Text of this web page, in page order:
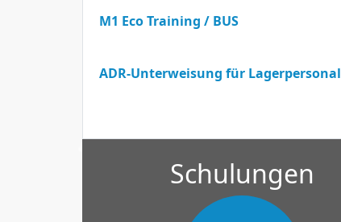
M1 Eco Training / BUS
ADR-Unterweisung für Lagerpersonal
Schulungen